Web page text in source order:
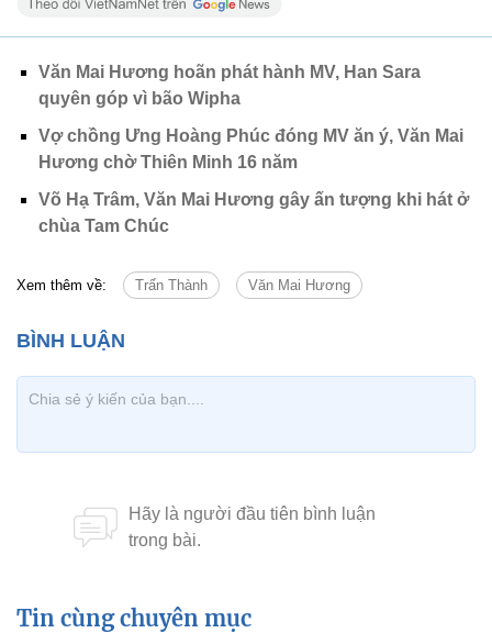
Văn Mai Hương hoãn phát hành MV, Han Sara
quyên góp vì bão Wipha
Vợ chồng Ưng Hoàng Phúc đóng MV ăn ý, Văn Mai
Hương chờ Thiên Minh 16 năm
Võ Hạ Trâm, Văn Mai Hương gây ấn tượng khi hát ở
chùa Tam Chúc
Xem thêm về: Trấn Thành Văn Mai Hương
Tin cùng chuyên mục